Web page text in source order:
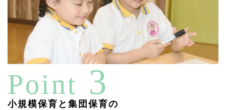
Point 3
小規模保育と集団保育の